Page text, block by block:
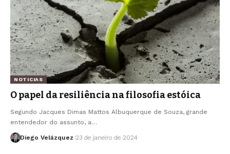
NOTICIAS
O papel da resiliência na filosofia estóica
Segundo Jacques Dimas Mattos Albuquerque de Souza, grande
entendedor do assunto, a…
Diego Velázquez 23 de janeiro de 2024